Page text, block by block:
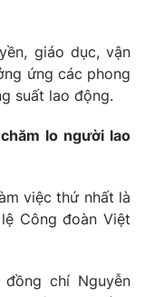
giáo dục, vận
ứng các phong
suất lao động.
lo người lao
việc thứ nhất là
Công đoàn Việt
chí Nguyễn